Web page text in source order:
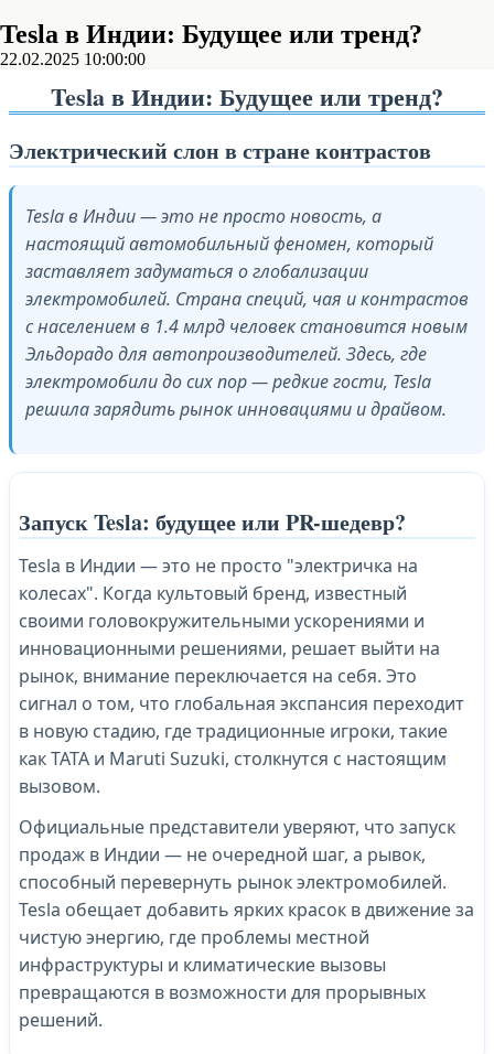
Tesla в Индии: Будущее или тренд?
22.02.2025 10:00:00
Tesla в Индии: Будущее или тренд?
Электрический слон в стране контрастов
Tesla в Индии — это не просто новость, а
настоящий автомобильный феномен, который
заставляет задуматься о глобализации
электромобилей. Страна специй, чая и контрастов
с населением в 1.4 млрд человек становится новым
Эльдорадо для автопроизводителей. Здесь, где
электромобили до сих пор — редкие гости, Tesla
решила зарядить рынок инновациями и драйвом.
Запуск Tesla: будущее или PR-шедевр?
Tesla в Индии — это не просто "электричка на
колесах". Когда культовый бренд, известный
своими головокружительными ускорениями и
инновационными решениями, решает выйти на
рынок, внимание переключается на себя. Это
сигнал о том, что глобальная экспансия переходит
в новую стадию, где традиционные игроки, такие
как TATA и Maruti Suzuki, столкнутся с настоящим
вызовом.
Официальные представители уверяют, что запуск
продаж в Индии — не очередной шаг, а рывок,
способный перевернуть рынок электромобилей.
Tesla обещает добавить ярких красок в движение за
чистую энергию, где проблемы местной
инфраструктуры и климатические вызовы
превращаются в возможности для прорывных
решений.